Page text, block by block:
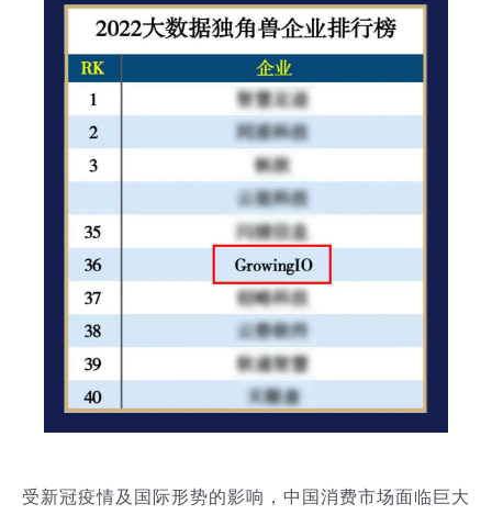
受新冠疫情及国际形势的影响，中国消费市场面临巨大